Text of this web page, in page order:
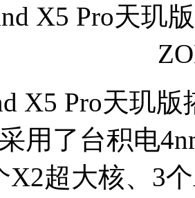
X5 Pro天玑
X5 Pro天玑
用了台积电
X2超大核、3